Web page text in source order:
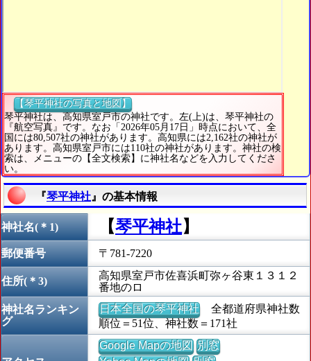
【琴平神社の写真と地図】
琴平神社は、高知県室戸市の神社です。左(上)は、琴平神社の
『航空写真』です。なお「2026年05月17日」時点において、全
国には80,507社の神社があります。高知県には2,162社の神社が
あります。高知県室戸市には110社の神社があります。神社の検
索は、メニューの【全文検索】に神社名などを入力してくださ
い。
『琴平神社 』の基本情報
神社名(＊1) 【琴平神社】
郵便番号 〒781-7220
住所(＊3)
高知県室戸市佐喜浜町弥ヶ谷東１３１２
番地のロ
神社名ランキン
グ
日本全国の琴平神社全都道府県神社数
順位＝51位、神社数＝171社
Google Mapの地図 別窓